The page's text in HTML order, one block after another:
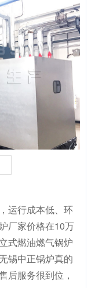
运行成本低、环
厂家价格在10万
式燃油燃气锅炉
锡中正锅炉真的
后服务很到位，